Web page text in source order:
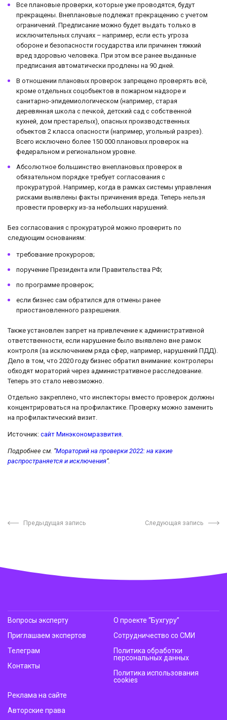
Все плановые проверки, которые уже проводятся, будут
прекращены. Внеплановые подлежат прекращению с учетом
ограничений. Предписание можно будет выдать только в
исключительных случаях – например, если есть угроза
обороне и безопасности государства или причинен тяжкий
вред здоровью человека. При этом все ранее выданные
предписания автоматически продлены на 90 дней.
В отношении плановых проверок запрещено проверять всё,
кроме отдельных соцобъектов в пожарном надзоре и
санитарно-эпидемиологическом (например, старая
деревянная школа с печкой, детский сад с собственной
кухней, дом престарелых), опасных производственных
объектов 2 класса опасности (например, угольный разрез).
Всего исключено более 150 000 плановых проверок на
федеральном и региональном уровне.
Абсолютное большинство внеплановых проверок в
обязательном порядке требует согласования с
прокуратурой. Например, когда в рамках системы управления
рисками выявлены факты причинения вреда. Теперь нельзя
провести проверку из-за небольших нарушений.
Без согласования с прокуратурой можно проверить по
следующим основаниям:
требование прокуроров;
поручение Президента или Правительства РФ;
по программе проверок;
если бизнес сам обратился для отмены ранее
приостановленного разрешения.
Также установлен запрет на привлечение к административной
ответственности, если нарушение было выявлено вне рамок
контроля (за исключением ряда сфер, например, нарушений ПДД).
Дело в том, что 2020 году бизнес обратил внимание: контролеры
обходят мораторий через административное расследование.
Теперь это стало невозможно.
Отдельно закреплено, что инспекторы вместо проверок должны
концентрироваться на профилактике. Проверку можно заменить
на профилактический визит.
Источник: сайт Минэкономразвития.
Подробнее см. “Мораторий на проверки 2022: на какие
распространяется и исключения“.
Предыдущая запись Следующая запись
Вопросы эксперту
Приглашаем экспертов
Телеграм
Контакты
О проекте “Бухгуру”
Сотрудничество со СМИ
Политика обработки
персональных данных
Политика использования
cookies
Реклама на сайте
Авторские права